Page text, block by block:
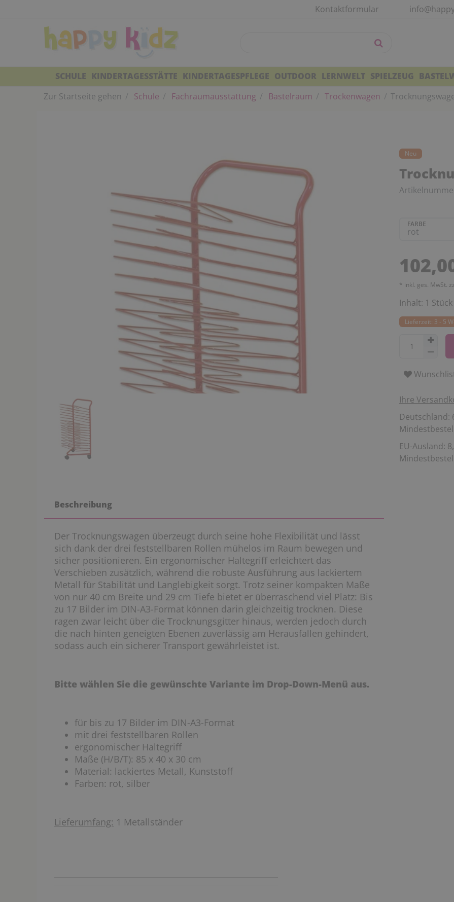
Kontaktformular
SCHULE KINDERTAGESSTÄTTE KINDERTAGESPFLEGE OUTDOOR LERNWELT SPIELZEUG
Zur Startseite gehen
Schule Fachraumausstattung Bastelraum Trockenwagen
Neu
FARBE
* inkl. ges. MwSt.
Inhalt: 1 Stück
Lieferzeit: 3 - 5
Ihre
Deutschland:
EU-Ausland:
Beschreibung
Der Trocknungswagen überzeugt durch seine hohe Flexibilität und lässt
sich dank der drei feststellbaren Rollen mühelos im Raum bewegen und
sicher positionieren. Ein ergonomischer Haltegriff erleichtert das
Verschieben zusätzlich, während die robuste Ausführung aus lackiertem
Metall für Stabilität und Langlebigkeit sorgt. Trotz seiner kompakten Maße
von nur 40 cm Breite und 29 cm Tiefe bietet er überraschend viel Platz: Bis
zu 17 Bilder im DIN-A3-Format können darin gleichzeitig trocknen. Diese
ragen zwar leicht über die Trocknungsgitter hinaus, werden jedoch durch
die nach hinten geneigten Ebenen zuverlässig am Herausfallen gehindert,
sodass auch ein sicherer Transport gewährleistet ist.
Bitte wählen Sie die gewünschte Variante im Drop-Down-Menü aus.
für bis zu 17 Bilder im DIN-A3-Format
mit drei feststellbaren Rollen
ergonomischer Haltegriff
Maße (H/B/T): 85 x 40 x 30 cm
Material: lackiertes Metall, Kunststoff
Farben: rot, silber
Lieferumfang: 1 Metallständer